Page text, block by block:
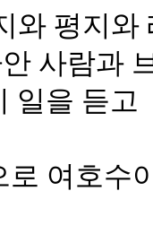
와 평지와
사람과
일을 듣고
여호수